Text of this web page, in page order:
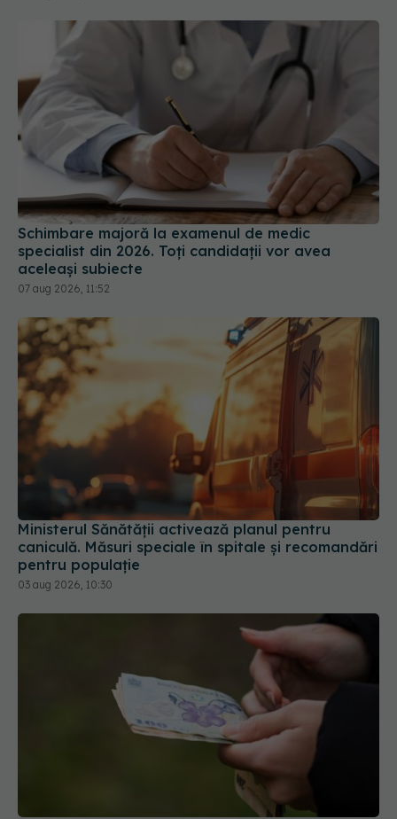
Schimbare majoră la examenul de medic
specialist din 2026. Toți candidații vor avea
aceleași subiecte
07 aug 2026, 11:52
Ministerul Sănătății activează planul pentru
caniculă. Măsuri speciale în spitale și recomandări
pentru populație
03 aug 2026, 10:30